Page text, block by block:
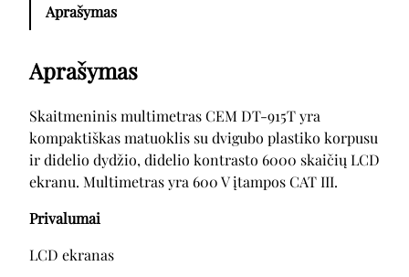
Aprašymas
Aprašymas
Skaitmeninis multimetras CEM DT-915T yra
kompaktiškas matuoklis su dvigubo plastiko korpusu
ir didelio dydžio, didelio kontrasto 6000 skaičių LCD
ekranu. Multimetras yra 600 V įtampos CAT III.
Privalumai
LCD ekranas